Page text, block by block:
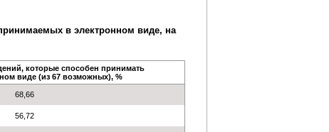
в электронном виде, на
которые способен принимать
виде (из 67 возможных), %
68,66
56,72